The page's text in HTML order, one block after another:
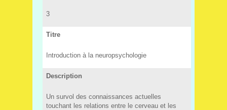
3
Titre
Introduction à la neuropsychologie
Description
Un survol des connaissances actuelles
touchant les relations entre le cerveau et les